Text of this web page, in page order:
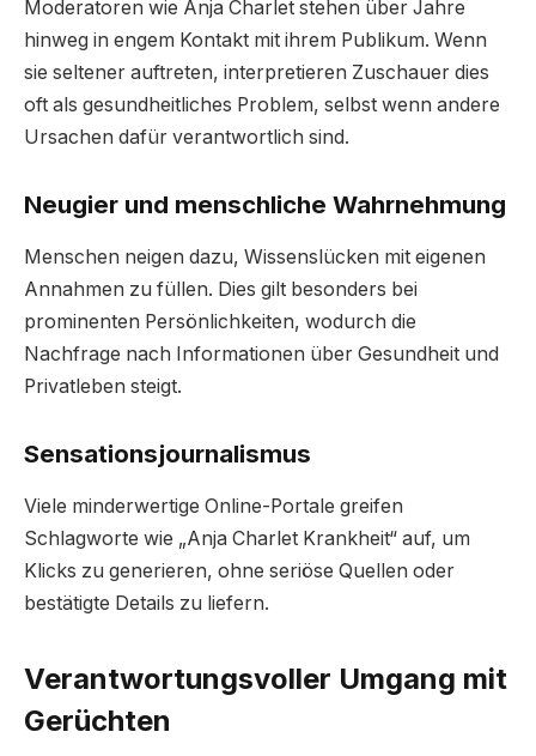
Moderatoren wie Anja Charlet stehen über Jahre
hinweg in engem Kontakt mit ihrem Publikum. Wenn
sie seltener auftreten, interpretieren Zuschauer dies
oft als gesundheitliches Problem, selbst wenn andere
Ursachen dafür verantwortlich sind.
Neugier und menschliche Wahrnehmung
Menschen neigen dazu, Wissenslücken mit eigenen
Annahmen zu füllen. Dies gilt besonders bei
prominenten Persönlichkeiten, wodurch die
Nachfrage nach Informationen über Gesundheit und
Privatleben steigt.
Sensationsjournalismus
Viele minderwertige Online-Portale greifen
Schlagworte wie „Anja Charlet Krankheit“ auf, um
Klicks zu generieren, ohne seriöse Quellen oder
bestätigte Details zu liefern.
Verantwortungsvoller Umgang mit
Gerüchten